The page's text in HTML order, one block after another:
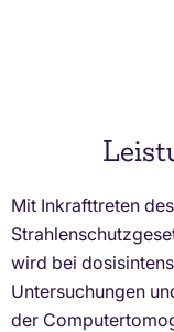
Mit Inkrafttreten
wird bei
Untersuchungen
der